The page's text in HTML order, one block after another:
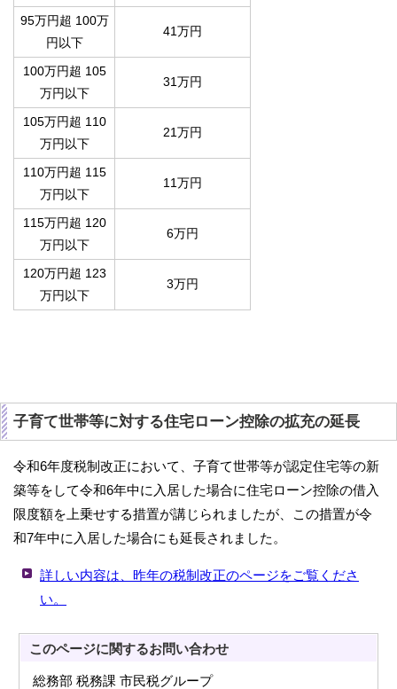
95万円超 100万
円以下
41万円
100万円超 105
万円以下
31万円
105万円超 110
万円以下
21万円
110万円超 115
万円以下
11万円
115万円超 120
万円以下
6万円
120万円超 123
万円以下
3万円
子育て世帯等に対する住宅ローン控除の拡充の延長
令和6年度税制改正において、子育て世帯等が認定住宅等の新
築等をして令和6年中に入居した場合に住宅ローン控除の借入
限度額を上乗せする措置が講じられましたが、この措置が令
和7年中に入居した場合にも延長されました。
詳しい内容は、昨年の税制改正のページをご覧くださ
い。
このページに関するお問い合わせ
総務部 税務課 市民税グループ